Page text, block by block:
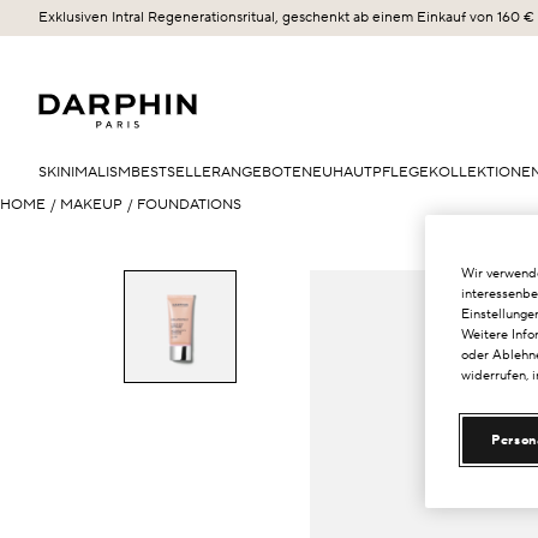
Exklusiven Intral Regenerationsritual, geschenkt ab einem Einkauf von 160 €
SKINIMALISMBESTSELLERANGEBOTENEUHAUTPFLEGE
HOME / MAKEUP / FOUNDATIONS
Wir
Weitere
oder
widerrufen,